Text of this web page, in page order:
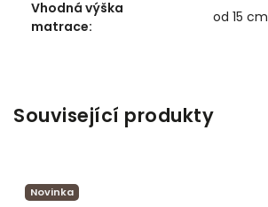
Vhodná výška
matrace:
od 15 cm
Související produkty
Novinka